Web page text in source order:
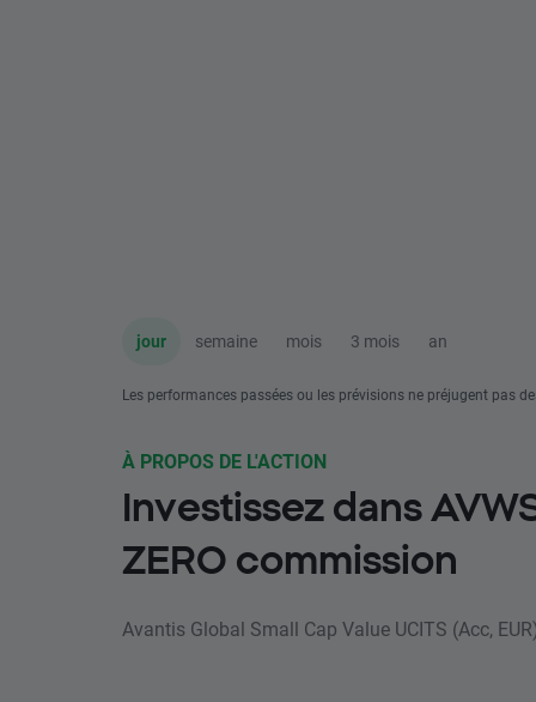
jour semaine mois 3 mois an
Les performances passées ou les prévisions ne préjugent pas
À PROPOS DE L'ACTION
Investissez dans
ZERO commission
Avantis Global Small Cap Value UCITS (Acc,